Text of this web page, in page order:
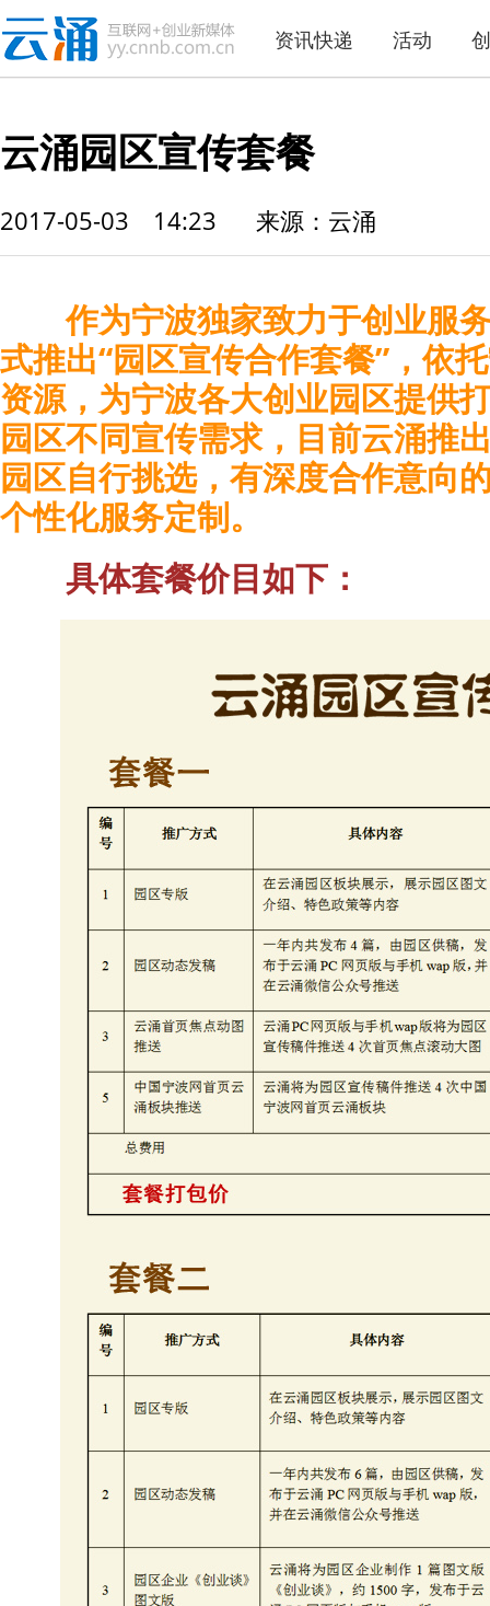
资讯快递 活动
云涌园区宣传套餐
2017-05-03 14:23 来源：云涌
作为宁波独家致力于创业服
式推出“园区宣传合作套餐”，依
资源，为宁波各大创业园区提供
园区不同宣传需求，目前云涌推
园区自行挑选，有深度合作意向
个性化服务定制。
具体套餐价目如下：